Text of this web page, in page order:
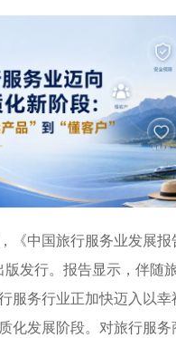
中国旅行服务业发展
发行。报告显示，伴随
服务行业正加快迈入以
化发展阶段。对旅行服